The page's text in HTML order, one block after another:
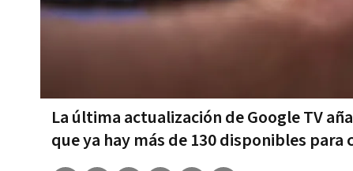
La última actualización de Google TV
que ya hay más de 130 disponibles